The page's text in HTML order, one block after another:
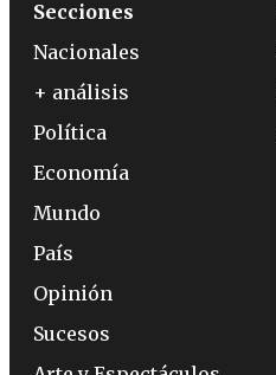
Secciones
Nacionales
+ análisis
Política
Economía
Mundo
País
Opinión
Sucesos